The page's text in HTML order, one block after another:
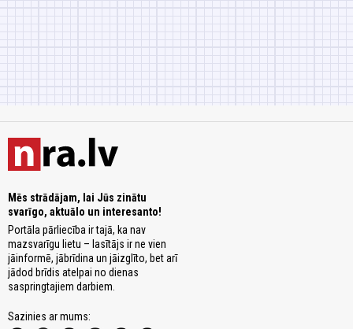
Mēs strādājam, lai Jūs zinātu
svarīgo, aktuālo un interesanto!
Portāla pārliecība ir tajā, ka nav
mazsvarīgu lietu – lasītājs ir ne vien
jāinformē, jābrīdina un jāizglīto, bet arī
jādod brīdis atelpai no dienas
saspringtajiem darbiem.
Sazinies ar mums: